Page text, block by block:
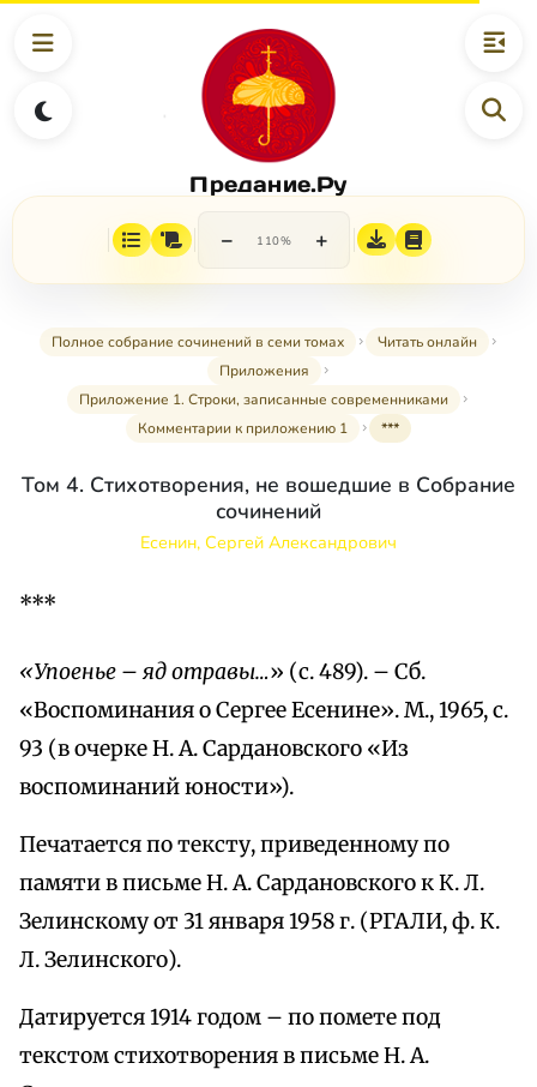
Предание.Ру
− 110% +
Полное собрание сочинений в семи томах
Читать онлайн
Приложения
Приложение 1. Строки, записанные современниками
Комментарии к приложению 1
***
Том 4. Стихотворения, не вошедшие в Собрание
сочинений
Есенин, Сергей Александрович
***
«Упоенье – яд отравы…» (с. 489). – Сб.
«Воспоминания о Сергее Есенине». М., 1965, с.
93 (в очерке Н. А. Сардановского «Из
воспоминаний юности»).
Печатается по тексту, приведенному по
памяти в письме Н. А. Сардановского к К. Л.
Зелинскому от 31 января 1958 г. (РГАЛИ, ф. К.
Л. Зелинского).
Датируется 1914 годом – по помете под
текстом стихотворения в письме Н. А.